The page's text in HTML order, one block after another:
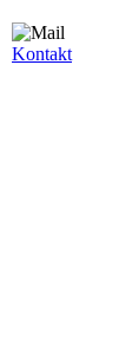
Kontakt